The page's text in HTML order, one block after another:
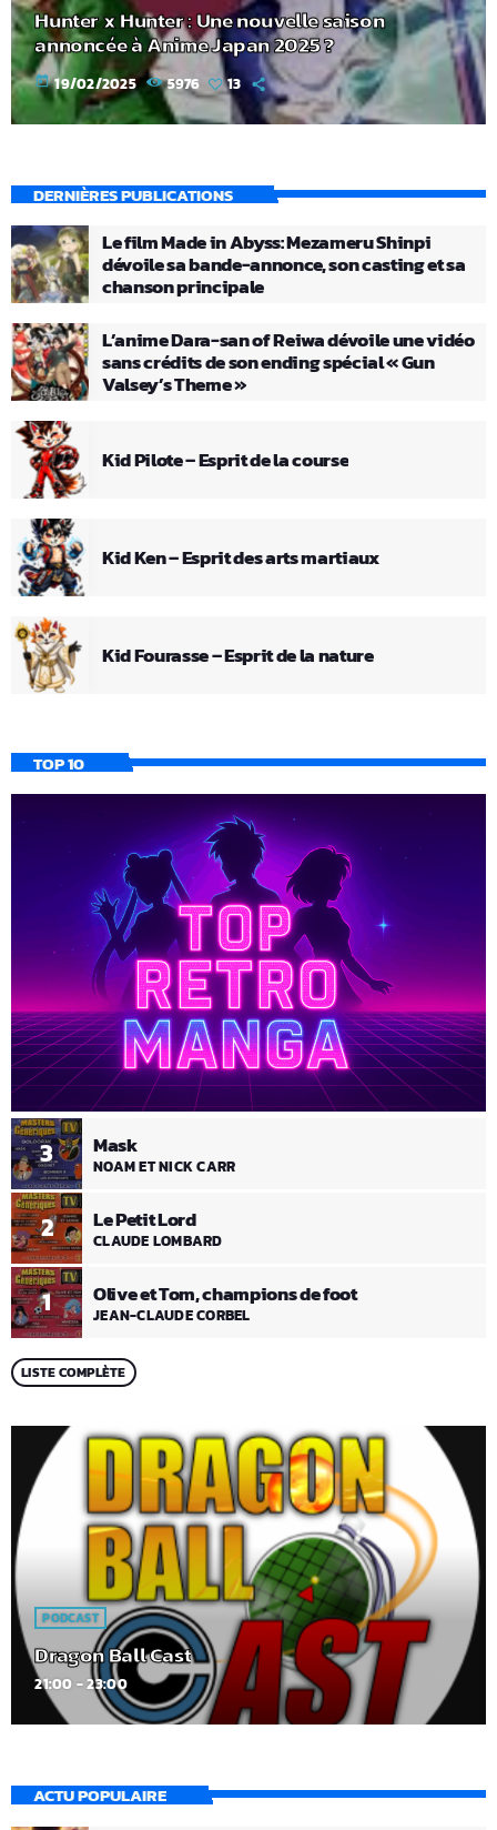
Hunter x Hunter : Une nouvelle saison
annoncée à Anime Japan 2025 ?
today 19/02/2025 5976 13
DERNIÈRES PUBLICATIONS
Le film Made in Abyss: Mezameru Shinpi
dévoile sa bande-annonce, son casting et sa
chanson principale
L’anime Dara-san of Reiwa dévoile une vidéo
sans crédits de son ending spécial « Gun
Valsey’s Theme »
Kid Pilote – Esprit de la course
Kid Ken – Esprit des arts martiaux
Kid Fourasse – Esprit de la nature
TOP 10
1 Olive et Tom, champions de foot
JEAN-CLAUDE CORBEL
2 Le Petit Lord
CLAUDE LOMBARD
3 Mask
NOAM ET NICK CARR
LISTE COMPLÈTE
PODCAST
Dragon Ball Cast
21:00 - 23:00
ACTU POPULAIRE